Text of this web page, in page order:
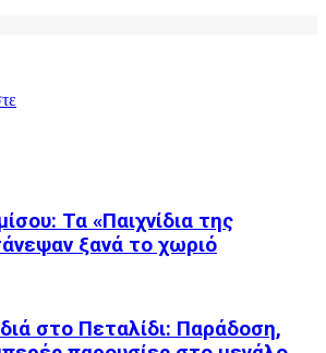
Τα «Παιχνίδια της
ξανά το χωριό
στο Πεταλίδι: Παράδοση,